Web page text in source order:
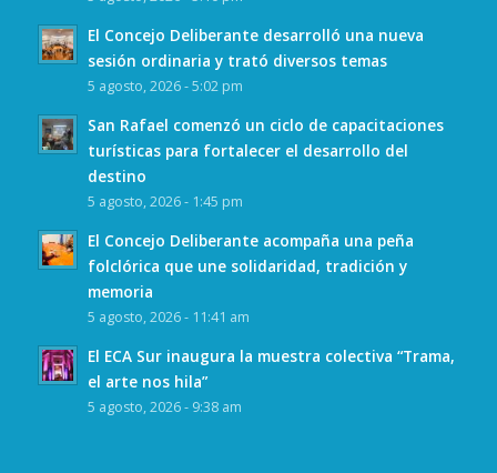
El Concejo Deliberante desarrolló una nueva
sesión ordinaria y trató diversos temas
5 agosto, 2026 - 5:02 pm
San Rafael comenzó un ciclo de capacitaciones
turísticas para fortalecer el desarrollo del
destino
5 agosto, 2026 - 1:45 pm
El Concejo Deliberante acompaña una peña
folclórica que une solidaridad, tradición y
memoria
5 agosto, 2026 - 11:41 am
El ECA Sur inaugura la muestra colectiva “Trama,
el arte nos hila”
5 agosto, 2026 - 9:38 am